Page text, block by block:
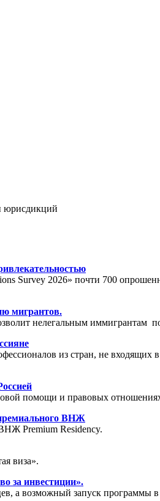
юрисдикций
Survey 2026» почти 700
мигрантов.
нелегальным иммигрантам
из стран, не
помощи и правовых
ВНЖ
Premium Residency.
виза».
за инвестиции».
а возможный запуск программы